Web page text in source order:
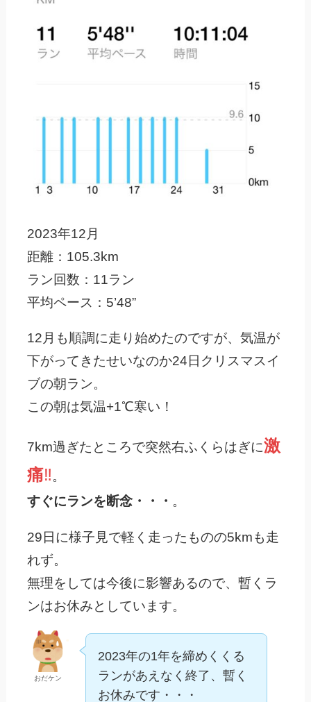
2023年12月
距離：105.3km
ラン回数：11ラン
平均ペース：5’48”
12月も順調に走り始めたのですが、気温が
下がってきたせいなのか24日クリスマスイ
ブの朝ラン。
この朝は気温+1℃寒い！
7km過ぎたところで突然右ふくらはぎに激
痛‼️。
すぐにランを断念・・・ 。
29日に様子見で軽く走ったものの5kmも走
れず。
無理をしては今後に影響あるので、暫くラ
ンはお休みとしています。
おだケン
2023年の1年を締めくくる
ランがあえなく終了、暫く
お休みです・・・